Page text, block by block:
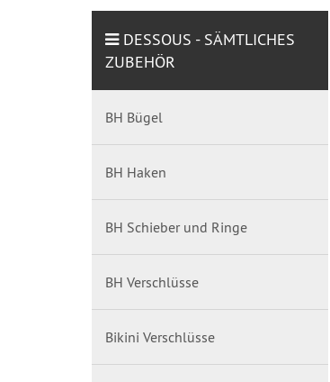
DESSOUS - SÄMTLICHES
ZUBEHÖR
BH Bügel
BH Haken
BH Schieber und Ringe
BH Verschlüsse
Bikini Verschlüsse